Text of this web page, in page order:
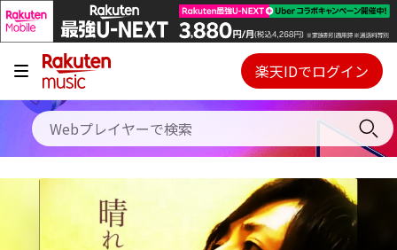
キャンペーン
料金プラン
使い方
初回30日間無料お試し
Webプレイヤー
ご契約内容の確認・変更
楽天IDでログイン